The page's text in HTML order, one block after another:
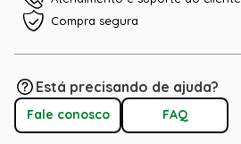
Compra segura
Está precisando de ajuda?
Fale conosco FAQ